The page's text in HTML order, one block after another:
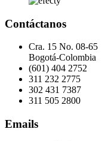
Contáctanos
Cra. 15 No. 08-65
Bogotá-Colombia
(601) 404 2752
311 232 2775
302 431 7387
311 505 2800
Emails